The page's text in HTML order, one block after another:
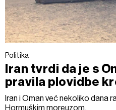
Politika
Iran tvrdi da je s
pravila plovidbe
Iran i Oman već nekoliko dana
Hormuškim moreuzom.